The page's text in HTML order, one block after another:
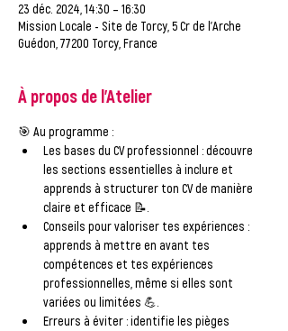
23 déc. 2024, 14:30 – 16:30
Mission Locale - Site de Torcy, 5 Cr de l'Arche
Guédon, 77200 Torcy, France
À propos de l'Atelier
🎯 Au programme :
Les bases du CV professionnel : découvre
les sections essentielles à inclure et
apprends à structurer ton CV de manière
claire et efficace 📝.
Conseils pour valoriser tes expériences :
apprends à mettre en avant tes
compétences et tes expériences
professionnelles, même si elles sont
variées ou limitées 💪.
Erreurs à éviter : identifie les pièges